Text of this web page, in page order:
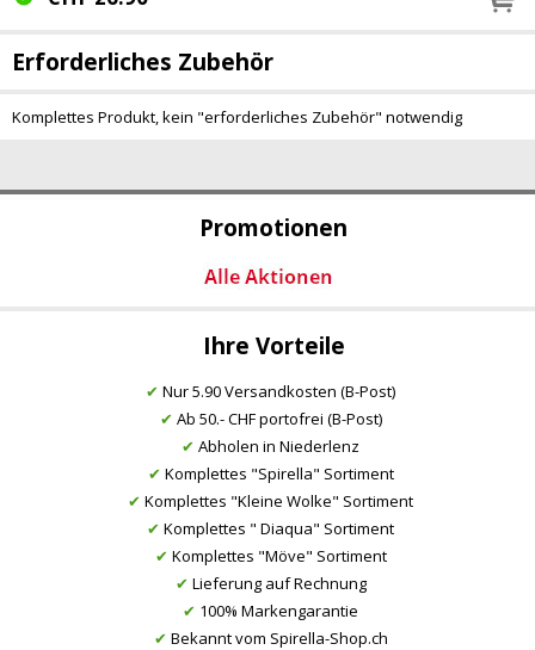
Promotionen
Ihre Vorteile
✔ Nur 5.90 Versandkosten (B-Post)
✔ Ab 50.- CHF portofrei (B-Post)
✔ Abholen in Niederlenz
✔ Komplettes "Spirella" Sortiment
✔ Komplettes "Kleine Wolke" Sortiment
✔ Komplettes " Diaqua" Sortiment
✔ Komplettes "Möve" Sortiment
✔ Lieferung auf Rechnung
✔ 100% Markengarantie
✔ Bekannt vom Spirella-Shop.ch
Erforderliches Zubehör
Komplettes Produkt, kein "erforderliches Zubehör" notwendig